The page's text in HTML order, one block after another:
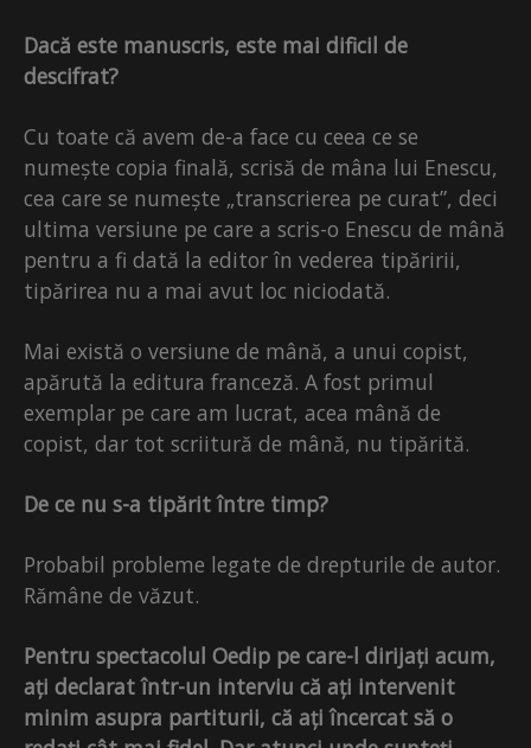
Dacă este manuscris, este mai dificil de
descifrat?
Cu toate că avem de-a face cu ceea ce se
numește copia finală, scrisă de mâna lui Enescu,
cea care se numește „transcrierea pe curat”, deci
ultima versiune pe care a scris-o Enescu de mână
pentru a fi dată la editor în vederea tipăririi,
tipărirea nu a mai avut loc niciodată.
Mai există o versiune de mână, a unui copist,
apărută la editura franceză. A fost primul
exemplar pe care am lucrat, acea mână de
copist, dar tot scriitură de mână, nu tipărită.
De ce nu s-a tipărit între timp?
Probabil probleme legate de drepturile de autor.
Rămâne de văzut.
Pentru spectacolul Oedip pe care-l dirijați acum,
ați declarat într-un interviu că ați intervenit
minim asupra partiturii, că ați încercat să o